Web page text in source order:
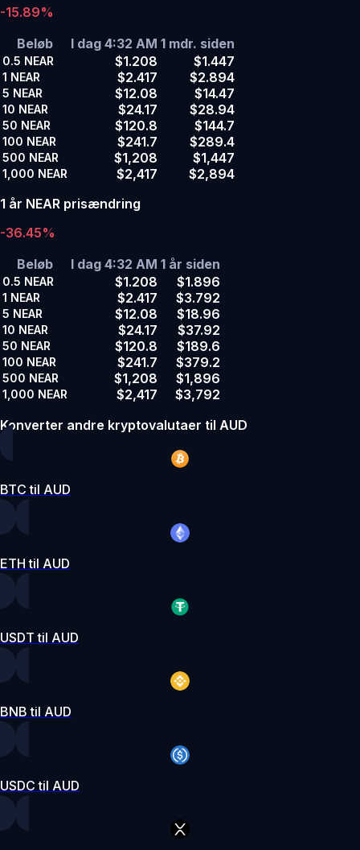
-15.89%
Beløb
I dag 4:32 AM 1 mdr. siden
0.5 NEAR $1.208 $1.447
1 NEAR $2.417 $2.894
5 NEAR $12.08 $14.47
10 NEAR $24.17 $28.94
50 NEAR $120.8 $144.7
100 NEAR $241.7 $289.4
500 NEAR $1,208 $1,447
1,000 NEAR $2,417
$2,894
1 år NEAR prisændring
-36.45%
Beløb
I dag 4:32 AM 1 år siden
0.5 NEAR $1.208 $1.896
1 NEAR $2.417 $3.792
5 NEAR $12.08 $18.96
10 NEAR $24.17 $37.92
50 NEAR $120.8 $189.6
100 NEAR $241.7 $379.2
500 NEAR $1,208 $1,896
1,000 NEAR $2,417
$3,792
Konverter andre kryptovalutaer til AUD
BTC til AUD
ETH til AUD
USDT til AUD
BNB til AUD
USDC til AUD